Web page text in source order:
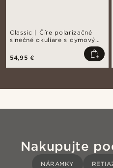
Classic | Číre polarizačné
slnečné okuliare s dymovými
54,95 €
Nakupujte
NÁRAMKY